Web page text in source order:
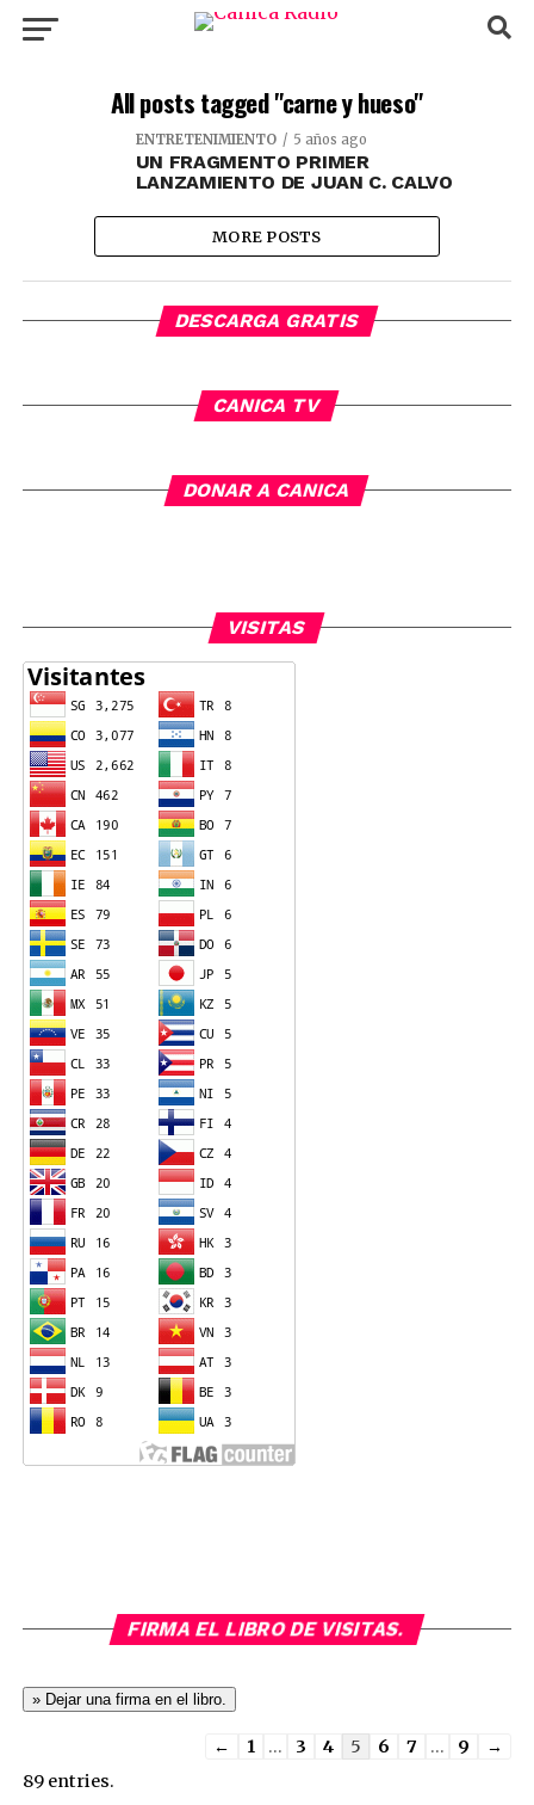
All posts tagged "carne y hueso"
ENTRETENIMIENTO 5 años ago
UN FRAGMENTO PRIMER
LANZAMIENTO DE JUAN C. CALVO
MORE POSTS
DESCARGA GRATIS
CANICA TV
DONAR A CANICA
VISITAS
FIRMA EL LIBRO DE VISITAS.
Guestbook
← 1 ... 3 4 5 6 7 ... 9
→
89 entries.